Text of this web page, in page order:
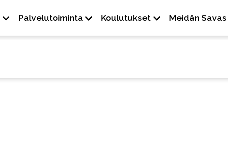
- +
Palvelutoiminta Koulutukset Meidän Savas